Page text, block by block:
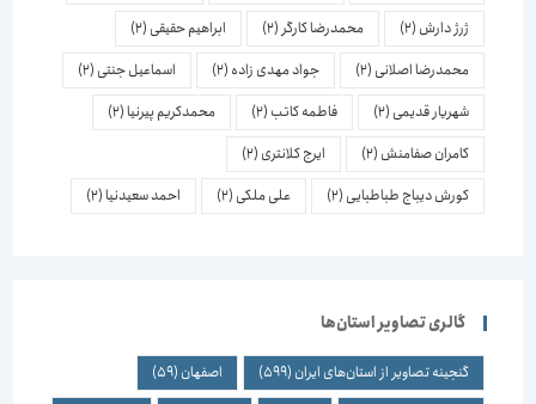
ژرژ دارش(2) محمدرضا کارگر(2) ابراهیم حقیقی(2)
محمدرضا اصلانی(2) جواد مهدی زاده(2) اسماعیل جنتی(2)
شهریار قدیمی(2) فاطمه کاتب(2) محمدکریم پیرنیا(2)
کامران صفامنش(2) ایرج کلانتری(2)
کورش دیباج طباطبایی(2) علی ملکی(2) احمد سعیدنیا(2)
گالری تصاویر استان‌ها
گنجینه تصاویر از استان‌های ایران(599) اصفهان(59)